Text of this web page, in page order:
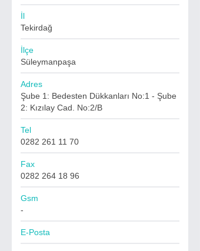
İl
Tekirdağ
İlçe
Süleymanpaşa
Adres
Şube 1: Bedesten Dükkanları No:1 - Şube
2: Kızılay Cad. No:2/B
Tel
0282 261 11 70
Fax
0282 264 18 96
Gsm
-
E-Posta